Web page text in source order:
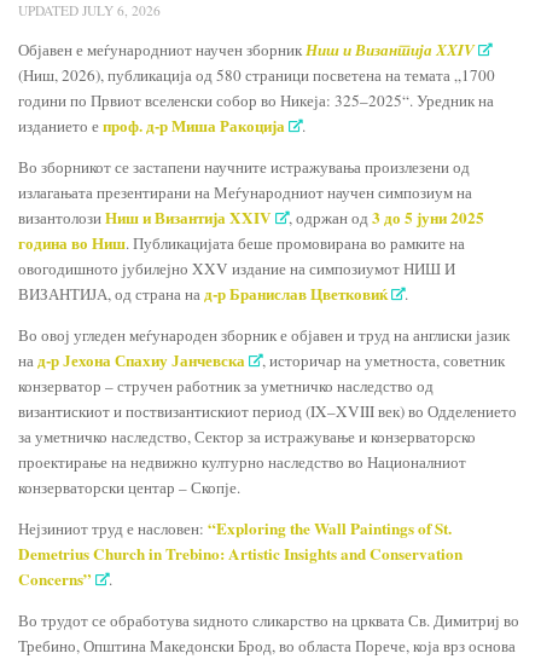
UPDATED JULY 6, 2026
Објавен е меѓународниот научен зборникНиш и Византија XXIV
(Ниш, 2026), публикација од 580 страници посветена на темата „1700
години по Првиот вселенски собор во Никеја: 325–2025“. Уредник на
изданието епроф. д-р Миша Ракоција
.
Во зборникот се застапени научните истражувања произлезени од
излагањата презентирани на Меѓународниот научен симпозиум на
византолозиНиш и Византија XXIV , одржан од3 до 5 јуни 2025
година во Ниш. Публикацијата беше промовирана во рамките на
овогодишното јубилејно XXV издание на симпозиумот НИШ И
ВИЗАНТИЈА, од страна над-р Бранислав Цветковиќ
.
Во овој угледен меѓународен зборник е објавен и труд на англиски јазик
над-р Јехона Спахиу Јанчевска
, историчар на уметноста, советник
конзерватор – стручен работник за уметничко наследство од
византискиот и поствизантискиот период (IX–XVIII век) во Одделението
за уметничко наследство, Сектор за истражување и конзерваторско
проектирање на недвижно културно наследство во Националниот
конзерваторски центар – Скопје.
Нејзиниот труд е насловен: “Exploring the Wall Paintings of St.
Demetrius Church in Trebino: Artistic Insights and Conservation
Concerns”
.
Во трудот се обработува ѕидното сликарство на црквата Св. Димитриј во
Требино, Општина Македонски Брод, во областа Порече, која врз основа